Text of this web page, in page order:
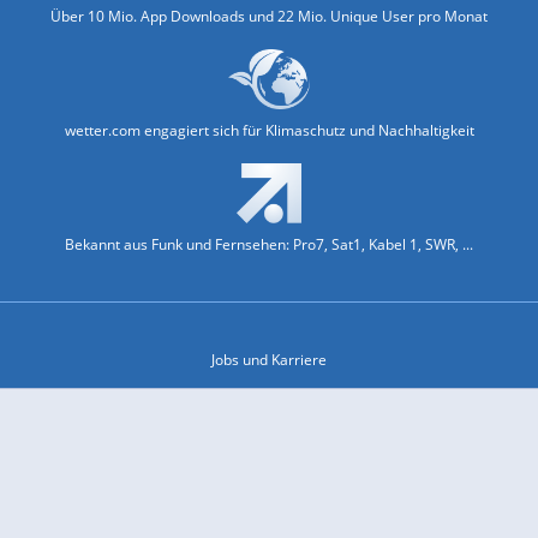
Über 10 Mio. App Downloads und 22 Mio. Unique User pro Monat
wetter.com engagiert sich für Klimaschutz und Nachhaltigkeit
Bekannt aus Funk und Fernsehen: Pro7, Sat1, Kabel 1, SWR, ...
Jobs und Karriere